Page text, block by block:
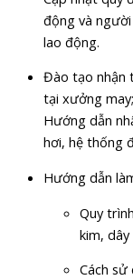
động và
lao động.
Đào tạo nhận
tại xưởng may;
Hướng dẫn
hơi, hệ thống
Hướng dẫn
Quy
kim, dây
Cách